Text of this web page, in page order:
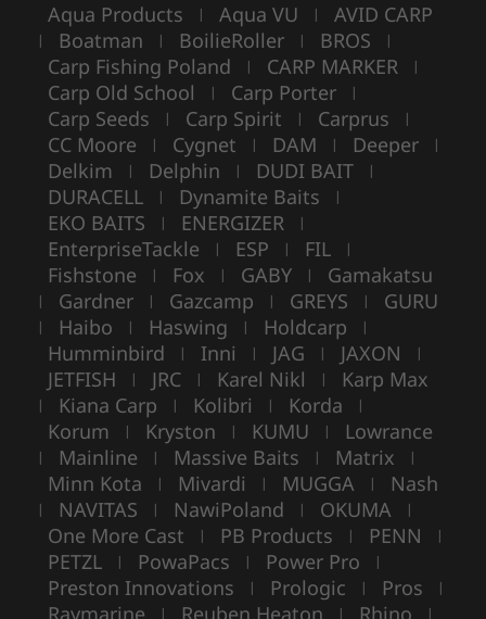
Aqua Products | Aqua VU | AVID CARP
| Boatman | BoilieRoller | BROS |
Carp Fishing Poland | CARP MARKER |
Carp Old School | Carp Porter |
Carp Seeds | Carp Spirit | Carprus |
CC Moore | Cygnet | DAM | Deeper |
Delkim | Delphin | DUDI BAIT |
DURACELL | Dynamite Baits |
EKO BAITS | ENERGIZER |
EnterpriseTackle | ESP | FIL |
Fishstone | Fox | GABY | Gamakatsu
| Gardner | Gazcamp | GREYS | GURU
| Haibo | Haswing | Holdcarp |
Humminbird | Inni | JAG | JAXON |
JETFISH | JRC | Karel Nikl | Karp Max
| Kiana Carp | Kolibri | Korda |
Korum | Kryston | KUMU | Lowrance
| Mainline | Massive Baits | Matrix |
Minn Kota | Mivardi | MUGGA | Nash
| NAVITAS | NawiPoland | OKUMA |
One More Cast | PB Products | PENN |
PETZL | PowaPacs | Power Pro |
Preston Innovations | Prologic | Pros |
| | |